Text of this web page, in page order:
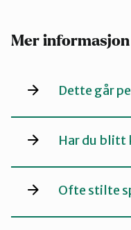
Mer informasjon
Dette går
Har du blitt
Ofte stilte